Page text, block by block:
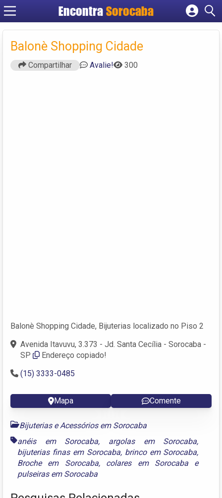
EncontraSorocaba
Cadastrar empresa
Criar conta
Balonè Shopping Cidade
Compartilhar Avalie! 300
Balonè Shopping Cidade, Bijuterias localizado no Piso 2
Avenida Itavuvu, 3.373 - Jd. Santa Cecília - Sorocaba -
SP
Endereço copiado!
(15) 3333-0485
Mapa Comente
Bijuterias e Acessórios em Sorocaba
anéis em Sorocaba, argolas em Sorocaba,
bijuterias finas em Sorocaba, brinco em Sorocaba,
Broche em Sorocaba, colares em Sorocaba e
pulseiras em Sorocaba